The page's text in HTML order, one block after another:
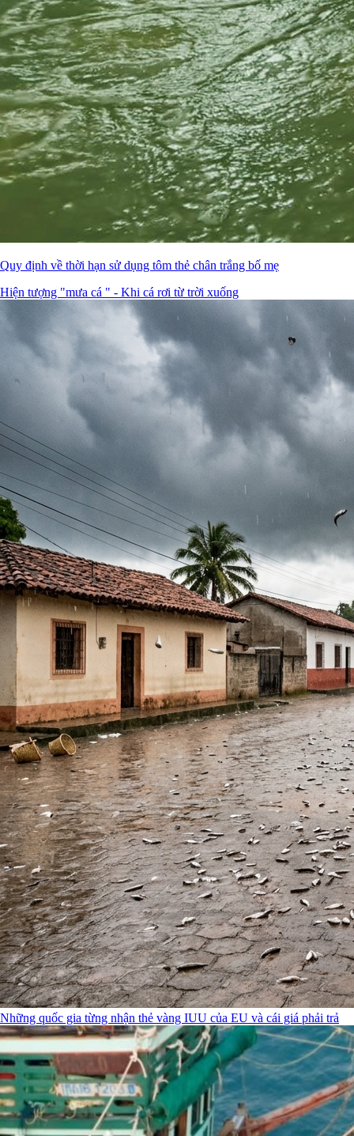
Quy định về thời hạn sử dụng tôm thẻ chân trắng bố mẹ
Hiện tượng "mưa cá " - Khi cá rơi từ trời xuống
Những quốc gia từng nhận thẻ vàng IUU của EU và cái giá phải trả